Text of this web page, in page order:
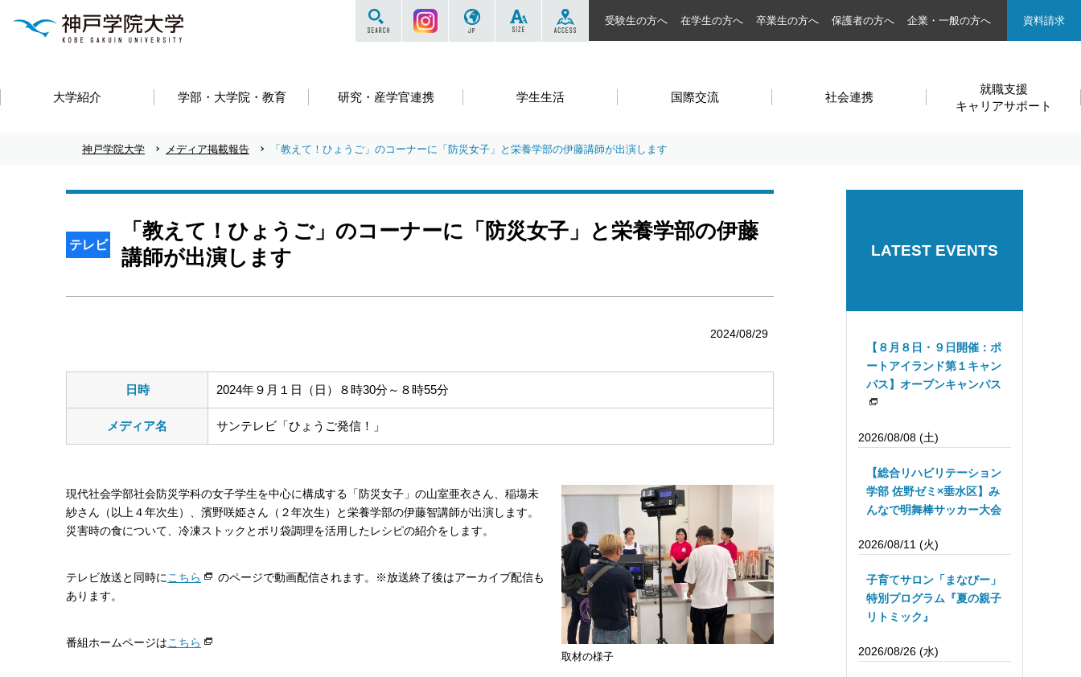
大学紹介 学部・大学院・教育 研究・産学官連携 学生生活 国際交流 社会連携
就職支援
キャリアサポート
サイト内を検索する
Instagram SIZE
受験生の方へ 在学生の方へ 卒業生の方へ 保護者の方へ 企業・一般の方へ 資料請求
神戸学院大学 メディア掲載報告 「教えて！ひょうご」のコーナーに「防災女子」と栄養学部の伊藤講師が出演します
テレビ
「教えて！ひょうご」のコーナーに「防災女子」と栄養学部の伊藤
講師が出演します
2024/08/29
日時 2024年９月１日（日）８時30分～８時55分
メディア名 サンテレビ「ひょうご発信！」
取材の様子
現代社会学部社会防災学科の女子学生を中心に構成する「防災女子」の山室亜衣さん、稲塲未
紗さん（以上４年次生）、濱野咲姫さん（２年次生）と栄養学部の伊藤智講師が出演します。
災害時の食について、冷凍ストックとポリ袋調理を活用したレシピの紹介をします。
テレビ放送と同時に こちら
のページで動画配信されます。※放送終了後はアーカイブ配信も
あります。
番組ホームページはこちら
LATEST EVENTS
【８月８日・９日開催：ポ
ートアイランド第１キャン
パス】オープンキャンパス
2026/08/08 (土)
【総合リハビリテーション
学部 佐野ゼミ×垂水区】み
んなで明舞棒サッカー大会
2026/08/11 (火)
子育てサロン「まなびー」
特別プログラム『夏の親子
リトミック』
2026/08/26 (水)